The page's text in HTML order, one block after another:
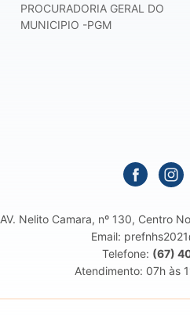
PROCURADORIA GERAL DO
MUNICIPIO -PGM
AV. Nelito Camara, nº 130, Centro
Email:
Telefone: (67)
Atendimento: 07h às